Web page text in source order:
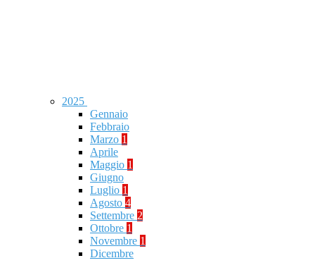
2025
Gennaio
Febbraio
Marzo 1
Aprile
Maggio 1
Giugno
Luglio 1
Agosto 4
Settembre 2
Ottobre 1
Novembre 1
Dicembre